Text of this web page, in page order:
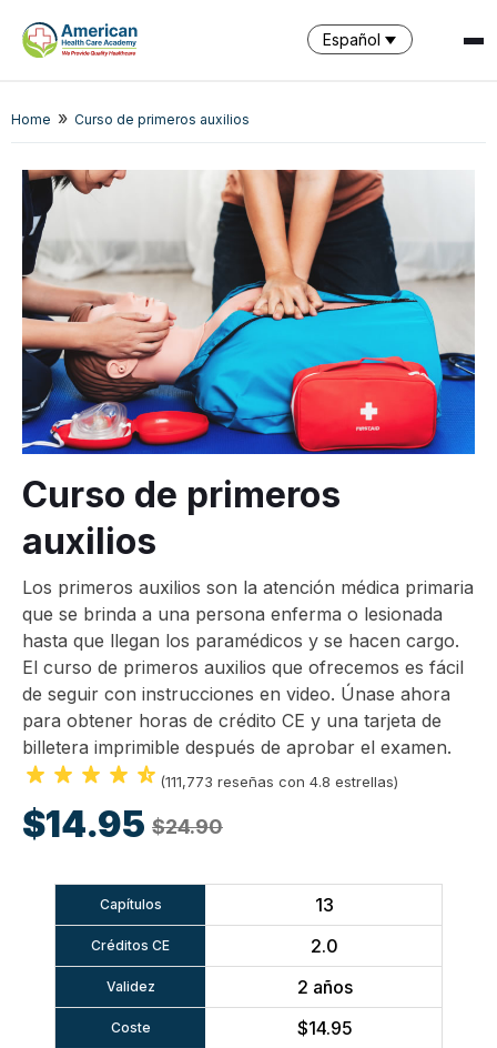
Español
Home » Curso de primeros auxilios
Curso de primeros
auxilios
Los primeros auxilios son la atención médica primaria
que se brinda a una persona enferma o lesionada
hasta que llegan los paramédicos y se hacen cargo.
El curso de primeros auxilios que ofrecemos es fácil
de seguir con instrucciones en video. Únase ahora
para obtener horas de crédito CE y una tarjeta de
billetera imprimible después de aprobar el examen.
(111,773 reseñas con 4.8 estrellas)
$14.95 $24.90
Capítulos 13
Créditos CE 2.0
Validez 2 años
Coste $14.95
SPARK
AI Assistant · AHCA